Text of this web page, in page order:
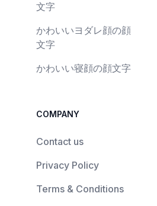
文字
かわいいヨダレ顔の顔
文字
かわいい寝顔の顔文字
COMPANY
Contact us
Privacy Policy
Terms & Conditions